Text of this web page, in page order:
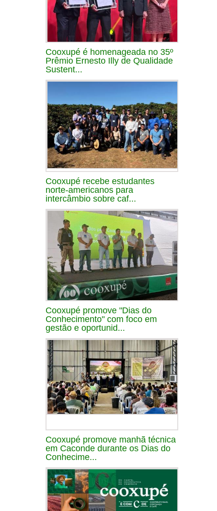
Cooxupé é homenageada no 35º
Prêmio Ernesto Illy de Qualidade
Sustent...
Cooxupé recebe estudantes
norte-americanos para
intercâmbio sobre caf...
Cooxupé promove "Dias do
Conhecimento" com foco em
gestão e oportunid...
Cooxupé promove manhã técnica
em Caconde durante os Dias do
Conhecime...